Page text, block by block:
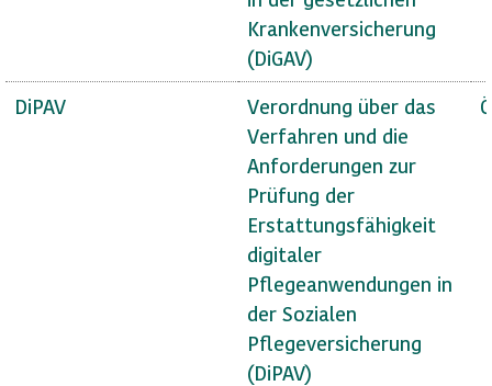
Krankenversicherung
(DiGAV)
DiPAV
Verordnung über das
Verfahren und die
Anforderungen zur
Prüfung der
Erstattungsfähigkeit
digitaler
Pflegeanwendungen in
der Sozialen
Pflegeversicherung
(DiPAV)